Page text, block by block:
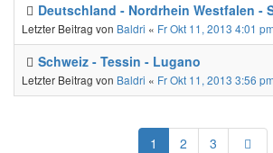
Deutschland - Nordrhein Westfalen -
Letzter Beitrag von Baldri « Fr Okt 11, 2013 4:01 pm
Schweiz - Tessin - Lugano
Letzter Beitrag von Baldri « Fr Okt 11, 2013 3:56 pm
1 2 3